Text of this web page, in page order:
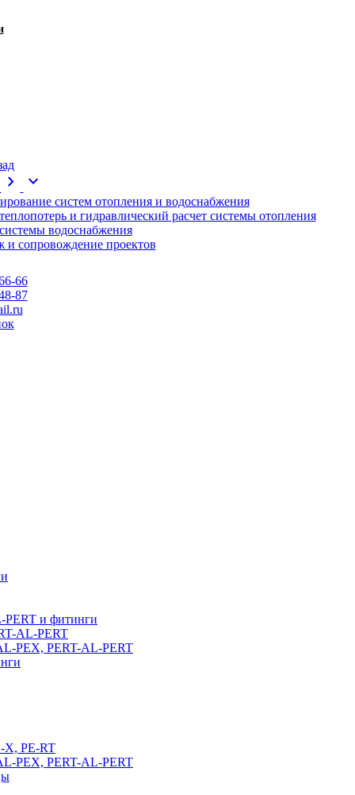
chevron_right expand_more
систем отопления и водоснабжения
и гидравлический расчет системы отопления
водоснабжения
и сопровождение проектов
66
87
PERT и фитинги
AL-PERT
PEX, PERT-AL-PERT
X, PE-RT
PEX, PERT-AL-PERT